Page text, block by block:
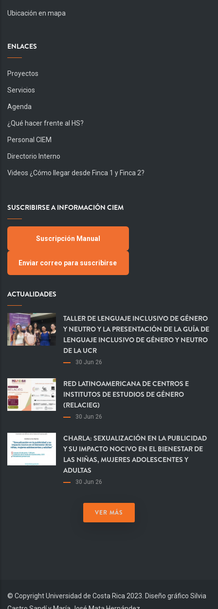
Ubicación en mapa
ENLACES
Proyectos
Servicios
Agenda
¿Qué hacer frente al HS?
Personal CIEM
Directorio Interno
Videos ¿Cómo llegar desde Finca 1 y Finca 2?
SUSCRIBIRSE A INFORMACIÓN CIEM
Suscripción Manual
Enviar correo para suscribirse
ACTUALIDADES
TALLER DE LENGUAJE INCLUSIVO DE GÉNERO
Y NEUTRO Y LA PRESENTACIÓN DE LA GUÍA DE
LENGUAJE INCLUSIVO DE GÉNERO Y NEUTRO
DE LA UCR
30 Jun 26
RED LATINOAMERICANA DE CENTROS E
INSTITUTOS DE ESTUDIOS DE GÉNERO
(RELACIEG)
30 Jun 26
CHARLA: SEXUALIZACIÓN EN LA PUBLICIDAD
Y SU IMPACTO NOCIVO EN EL BIENESTAR DE
LAS NIÑAS, MUJERES ADOLESCENTES Y
ADULTAS
30 Jun 26
VER MÁS
© Copyright Universidad de Costa Rica 2023. Diseño gráfico Silvia